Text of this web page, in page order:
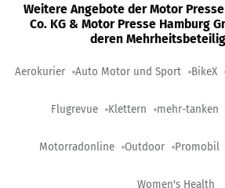
Weitere Angebote der Motor
Co. KG & Motor Presse Hamburg
deren
Aerokurier Auto Motor und Sport BikeX
Flugrevue Klettern mehr-tanken
Motorradonline Outdoor Promobil
Women's Health